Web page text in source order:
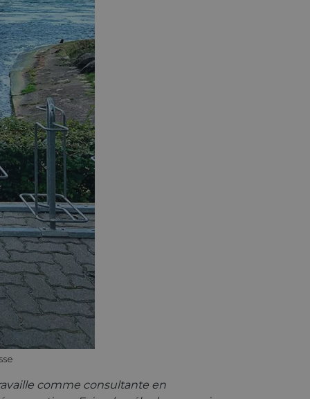
comme consultante en